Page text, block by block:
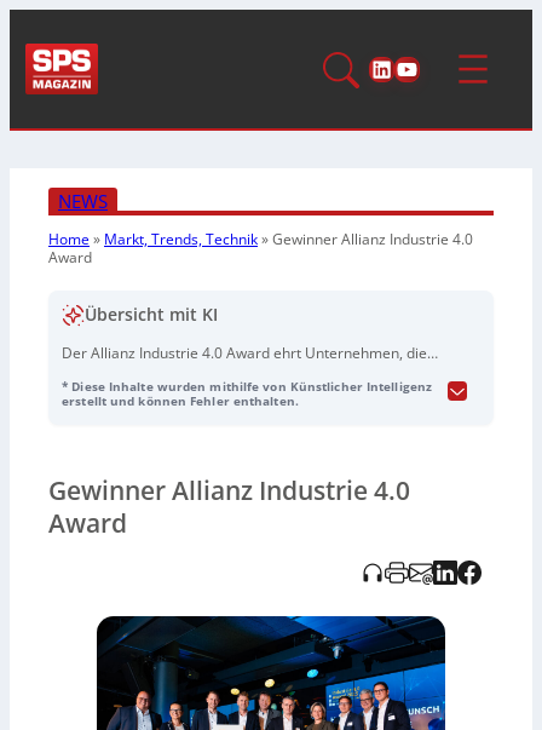
LinkedIn
YouTube
NEWS
Home» Markt, Trends, Technik»Gewinner Allianz Industrie 4.0
Award
Übersicht mit KI
Der Allianz Industrie 4.0 Award ehrt Unternehmen, die
Industrie vorantreiben. Zu den Gewinnern gehört Lab e-
Verbesserungen in der Produktionsplanung, Logistik und
Reduktion des CO2-Fußabdrucks führt.
eine innovative Lösung gegen Fachkräftemangel, indem
es die Installation in der Automatisierungstechnik durch
visuelle Navigation und automatische Dokumentation
Zwilling
seine Prozesse von Produktentwicklung bis
Kundenanforderungen, was die Flexibilität erhöht und
Fehler reduziert. Diese Lösungen nutzen offene
Standards zur besseren Vernetzung mit Partnern.
* Diese Inhalte wurden mithilfe von Künstlicher Intelligenz
erstellt und können Fehler enthalten.
Gewinner Allianz Industrie 4.0
Award